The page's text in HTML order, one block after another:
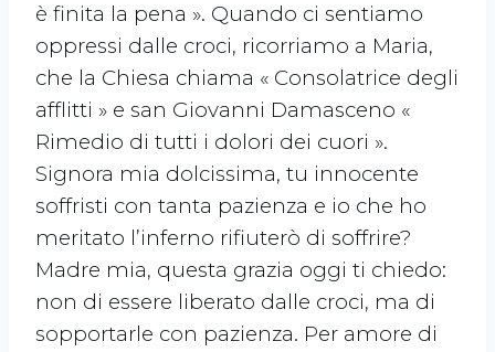
è finita la pena ». Quando ci sentiamo
oppressi dalle croci, ricorriamo a Maria,
che la Chiesa chiama « Consolatrice degli
afflitti » e san Giovanni Damasceno «
Rimedio di tutti i dolori dei cuori ».
Signora mia dolcissima, tu innocente
soffristi con tanta pazienza e io che ho
meritato l’inferno rifiuterò di soffrire?
Madre mia, questa grazia oggi ti chiedo:
non di essere liberato dalle croci, ma di
sopportarle con pazienza. Per amore di